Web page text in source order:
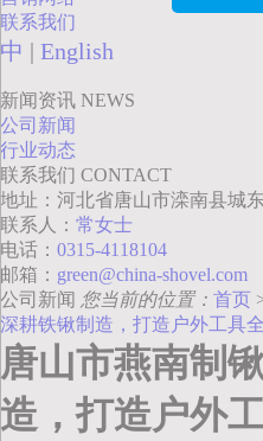
联系我们
中 | English
新闻资讯 NEWS
公司新闻
行业动态
联系我们 CONTACT
地址：河北省唐山市滦南县城
联系人： 常女士
电话： 0315-4118104
邮箱： green@china-shovel.com
公司新闻 您当前的位置： 首页
深耕铁锹制造，打造户外工具
唐山市燕南制
造，打造户外